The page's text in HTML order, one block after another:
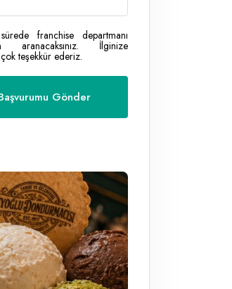
franchise departmanı
aranacaksınız. İlginize
teşekkür ederiz.